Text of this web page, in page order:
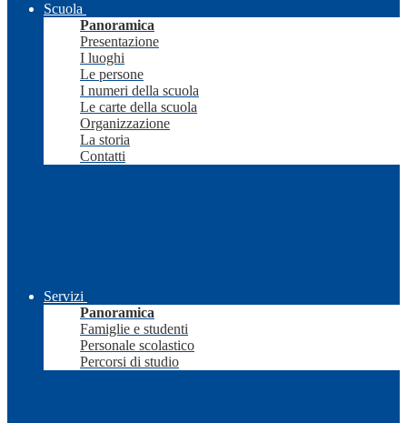
Scuola
Panoramica
Presentazione
I luoghi
Le persone
I numeri della scuola
Le carte della scuola
Organizzazione
La storia
Contatti
Servizi
Panoramica
Famiglie e studenti
Personale scolastico
Percorsi di studio